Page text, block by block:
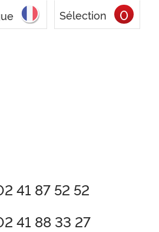
Sélection 0
41 87 52 52
41 88 33 27